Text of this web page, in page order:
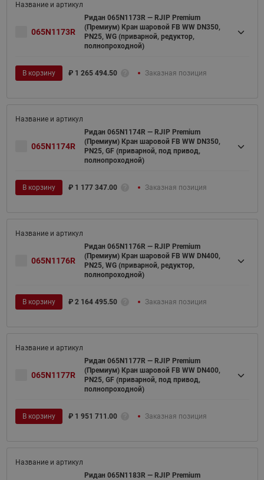
065N1173R
Ридан 065N1173R — RJIP Premium
(Премиум) Кран шаровой FB WW DN350,
PN25, WG (приварной, редуктор,
полнопроходной)
В корзину ₽ 1 265 494.50 Заказная позиция
065N1174R
Ридан 065N1174R — RJIP Premium
(Премиум) Кран шаровой FB WW DN350,
PN25, GF (приварной, под привод,
полнопроходной)
В корзину ₽ 1 177 347.00 Заказная позиция
065N1176R
Ридан 065N1176R — RJIP Premium
(Премиум) Кран шаровой FB WW DN400,
PN25, WG (приварной, редуктор,
полнопроходной)
В корзину ₽ 2 164 495.50 Заказная позиция
065N1177R
Ридан 065N1177R — RJIP Premium
(Премиум) Кран шаровой FB WW DN400,
PN25, GF (приварной, под привод,
полнопроходной)
В корзину ₽ 1 951 711.00 Заказная позиция
Ридан 065N1183R — RJIP Premium